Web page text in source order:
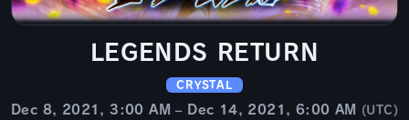
LEGENDS RETURN
CRYSTAL
Dec 8, 2021, 3:00 AM – Dec 14, 2021, 6:00 AM (UTC)